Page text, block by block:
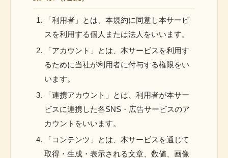
「利用者」とは、本規約に同意し本サービ
スを利用する個人または法人をいいます。
「アカウント」とは、本サービスを利用す
るために当社が利用者に付与する権限をい
います。
「連携アカウント」とは、利用者が本サー
ビスに連携した各SNS・広告サービスのア
カウントをいいます。
「コンテンツ」とは、本サービスを通じて
取得・生成・表示される文章、数値、画像